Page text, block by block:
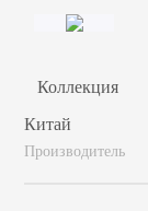
Коллекция
Китай
Производитель